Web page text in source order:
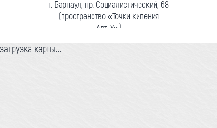
г. Барнаул, пр. Социалистический, 68
(пространство «Точки кипения
АлтГУ»)
загрузка карты...